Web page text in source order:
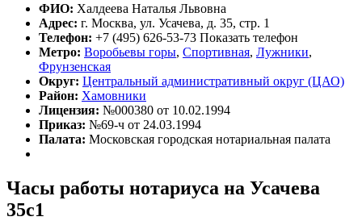
ФИО: Халдеева Наталья Львовна
Адрес: г. Москва, ул. Усачева, д. 35, стр. 1
Телефон: +7 (495) 626-53-73 Показать телефон
Метро: Воробьевы горы, Спортивная, Лужники,
Фрунзенская
Округ: Центральный административный округ (ЦАО)
Район: Хамовники
Лицензия: №000380 от 10.02.1994
Приказ: №69-ч от 24.03.1994
Палата: Московская городская нотариальная палата
Часы работы нотариуса на Усачева
35с1